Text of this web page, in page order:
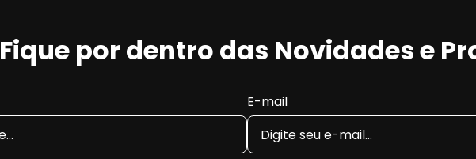
Fique por dentro das Novidades e
E-mail